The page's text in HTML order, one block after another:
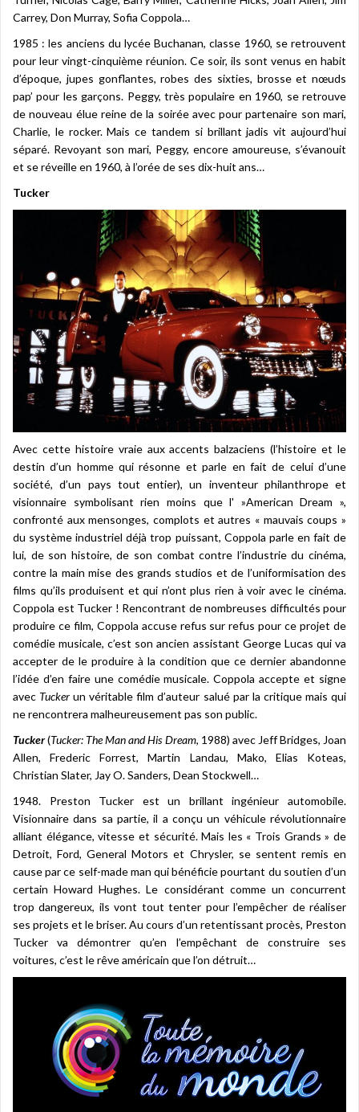
Carrey, Don Murray, Sofia Coppola…
1985 : les anciens du lycée Buchanan, classe 1960, se retrouvent
pour leur vingt-cinquième réunion. Ce soir, ils sont venus en habit
d’époque, jupes gonflantes, robes des sixties, brosse et nœuds
pap’ pour les garçons. Peggy, très populaire en 1960, se retrouve
de nouveau élue reine de la soirée avec pour partenaire son mari,
Charlie, le rocker. Mais ce tandem si brillant jadis vit aujourd’hui
séparé. Revoyant son mari, Peggy, encore amoureuse, s’évanouit
et se réveille en 1960, à l’orée de ses dix-huit ans…
Tucker
Avec cette histoire vraie aux accents balzaciens (l’histoire et le
destin d’un homme qui résonne et parle en fait de celui d’une
société, d’un pays tout entier), un inventeur philanthrope et
visionnaire symbolisant rien moins que l' »American Dream »,
confronté aux mensonges, complots et autres « mauvais coups »
du système industriel déjà trop puissant, Coppola parle en fait de
lui, de son histoire, de son combat contre l’industrie du cinéma,
contre la main mise des grands studios et de l’uniformisation des
films qu’ils produisent et qui n’ont plus rien à voir avec le cinéma.
Coppola est Tucker ! Rencontrant de nombreuses difficultés pour
produire ce film, Coppola accuse refus sur refus pour ce projet de
comédie musicale, c’est son ancien assistant George Lucas qui va
accepter de le produire à la condition que ce dernier abandonne
l’idée d’en faire une comédie musicale. Coppola accepte et signe
avec Tucker un véritable film d’auteur salué par la critique mais qui
ne rencontrera malheureusement pas son public.
Tucker(Tucker: The Man and His Dream, 1988) avec Jeff Bridges, Joan
Allen, Frederic Forrest, Martin Landau, Mako, Elias Koteas,
Christian Slater, Jay O. Sanders, Dean Stockwell…
1948. Preston Tucker est un brillant ingénieur automobile.
Visionnaire dans sa partie, il a conçu un véhicule révolutionnaire
alliant élégance, vitesse et sécurité. Mais les « Trois Grands » de
Detroit, Ford, General Motors et Chrysler, se sentent remis en
cause par ce self-made man qui bénéficie pourtant du soutien d’un
certain Howard Hughes. Le considérant comme un concurrent
trop dangereux, ils vont tout tenter pour l’empêcher de réaliser
ses projets et le briser. Au cours d’un retentissant procès, Preston
Tucker va démontrer qu’en l’empêchant de construire ses
voitures, c’est le rêve américain que l’on détruit…